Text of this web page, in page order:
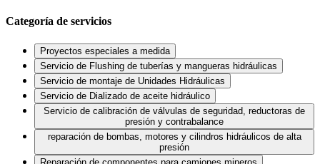
Categoría de servicios
Proyectos especiales a medida
Servicio de Flushing de tuberías y mangueras hidráulicas
Servicio de montaje de Unidades Hidráulicas
Servicio de Dializado de aceite hidráulico
Servicio de calibración de válvulas de seguridad, reductoras de
presión y contrabalance
reparación de bombas, motores y cilindros hidráulicos de alta
presión